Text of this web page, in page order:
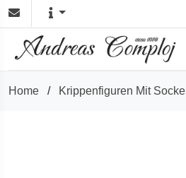
Home / Krippenfiguren Mit Sockel